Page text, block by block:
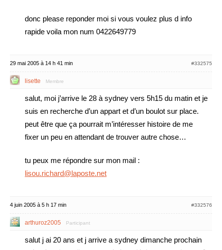
donc please reponder moi si vous voulez plus d info
rapide voila mon num 0422649779
29 mai 2005 à 14 h 41 min #332575
lisette Membre
salut, moi j’arrive le 28 à sydney vers 5h15 du matin et je
suis en recherche d’un appart et d’un boulot sur place.
peut être que ça pourrait m’intéresser histoire de me
fixer un peu en attendant de trouver autre chose…
tu peux me répondre sur mon mail :
lisou.richard@laposte.net
4 juin 2005 à 5 h 17 min #332576
arthuroz2005 Participant
salut j ai 20 ans et j arrive a sydney dimanche prochain